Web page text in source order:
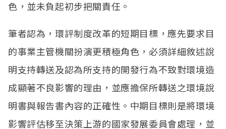
色，並未負起初步把關責任。
筆者認為，環評制度改革的短期目標，應先要求目
的事業主管機關扮演更積極角色，必須詳細敘述說
明支持轉送及認為所支持的開發行為不致對環境造
成顯著不良影響的理由，並應擔保所轉送之環境說
明書與報告書內容的正確性。中期目標則是將環境
影響評估移至決策上游的國家發展委員會處理，並